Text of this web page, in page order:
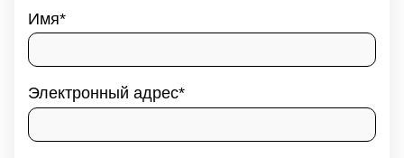
Имя
Электронный адрес